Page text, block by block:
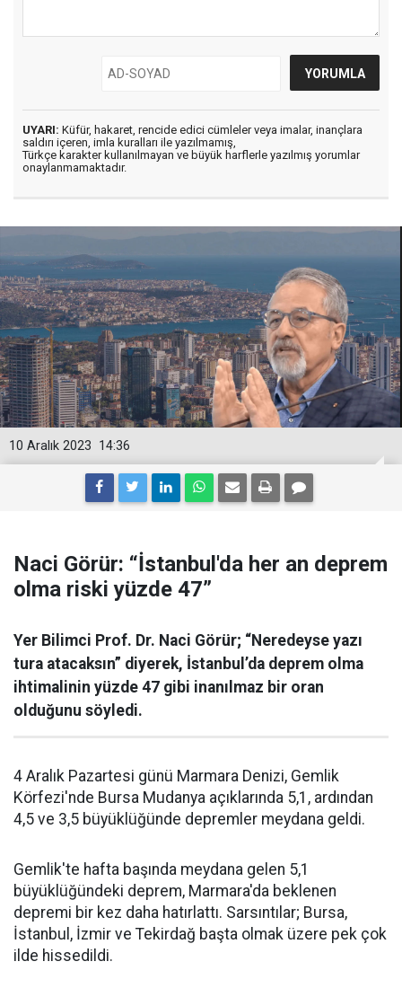
UYARI: Küfür, hakaret, rencide edici cümleler veya imalar, inançlara
saldırı içeren, imla kuralları ile yazılmamış,
Türkçe karakter kullanılmayan ve büyük harflerle yazılmış yorumlar
onaylanmamaktadır.
14:36
10 Aralık 2023
Naci Görür: “İstanbul'da her an deprem
olma riski yüzde 47”
Yer Bilimci Prof. Dr. Naci Görür; “Neredeyse yazı
tura atacaksın” diyerek, İstanbul’da deprem olma
ihtimalinin yüzde 47 gibi inanılmaz bir oran
olduğunu söyledi.
4 Aralık Pazartesi günü Marmara Denizi, Gemlik
Körfezi'nde Bursa Mudanya açıklarında 5,1, ardından
4,5 ve 3,5 büyüklüğünde depremler meydana geldi.
Gemlik'te hafta başında meydana gelen 5,1
büyüklüğündeki deprem, Marmara'da beklenen
depremi bir kez daha hatırlattı. Sarsıntılar; Bursa,
İstanbul, İzmir ve Tekirdağ başta olmak üzere pek çok
ilde hissedildi.